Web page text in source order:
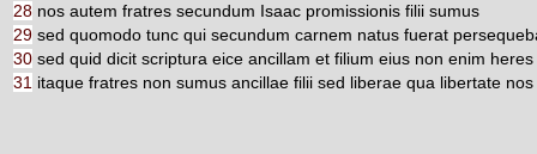
28 nos autem fratres secundum Isaac promissionis filii sumus
29 sed quomodo tunc qui secundum carnem natus fuerat
30 sed quid dicit scriptura eice ancillam et filium eius non enim
31 itaque fratres non sumus ancillae filii sed liberae qua libertate